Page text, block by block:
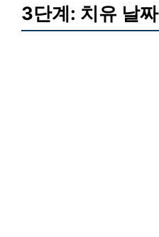
3단계: 치유 날짜